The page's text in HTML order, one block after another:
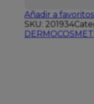
Añadir a favoritos
SKU: 201934